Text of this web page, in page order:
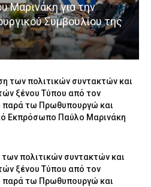
Μαρινάκη για την
Συμβουλίου της
των πολιτικών συντακτών και
ξένου Τύπου από τον
παρά τω Πρωθυπουργώ και
Εκπρόσωπο Παύλο Μαρινάκη
πολιτικών συντακτών και
ξένου Τύπου από τον
παρά τω Πρωθυπουργώ και